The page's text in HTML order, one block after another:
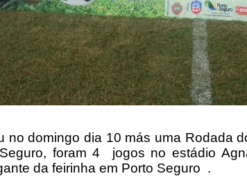
no domingo dia 10 más uma Rodada
foram 4 jogos no estádio
da feirinha em Porto Seguro .